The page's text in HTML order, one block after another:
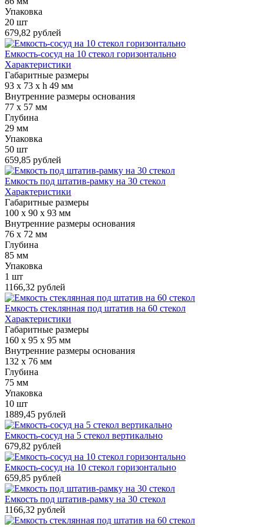
Упаковка
20 шт
679,82 рублей
Емкость-сосуд на 10 стекол горизонтально
Характеристики
Габаритные размеры
93 х 73 х h 49 мм
Внутренние размеры основания
77 х 57 мм
Глубина
29 мм
Упаковка
50 шт
659,85 рублей
Емкость под штатив-рамку на 30 стекол
Характеристики
Габаритные размеры
100 х 90 х 93 мм
Внутренние размеры основания
76 х 72 мм
Глубина
85 мм
Упаковка
1 шт
1166,32 рублей
Емкость стеклянная под штатив на 60 стекол
Характеристики
Габаритные размеры
160 х 95 х 95 мм
Внутренние размеры основания
132 х 76 мм
Глубина
75 мм
Упаковка
10 шт
1889,45 рублей
Емкость-сосуд на 5 стекол вертикально
679,82 рублей
Емкость-сосуд на 10 стекол горизонтально
659,85 рублей
Емкость под штатив-рамку на 30 стекол
1166,32 рублей